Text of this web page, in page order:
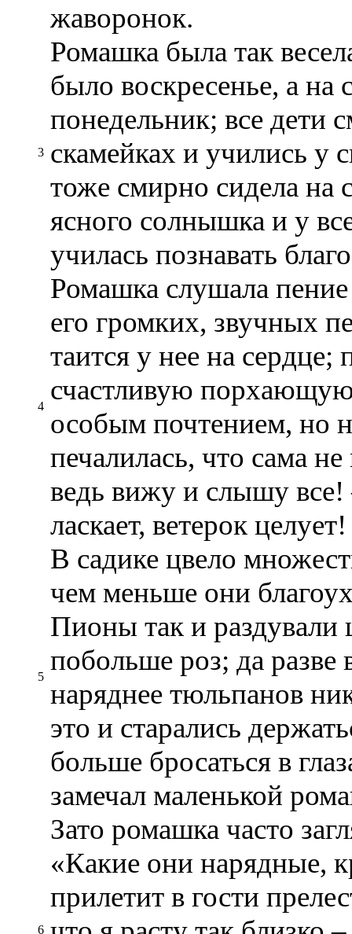
жаворонок.
3
Ромашка была так
было воскресенье, а на
понедельник; все дети
скамейках и учились у
тоже смирно сидела на
ясного солнышка и у
училась познавать
4
Ромашка слушала
его громких, звучных
таится у нее на
счастливую
особым почтением, но
печалилась, что сама
ведь вижу и слышу
ласкает, ветерок
5
В садике цвело
чем меньше они
Пионы так и раздували
побольше роз; да разве
наряднее тюльпанов
это и старались
больше бросаться в
замечал маленькой
6
Зато ромашка часто
«Какие они нарядные,
прилетит в гости